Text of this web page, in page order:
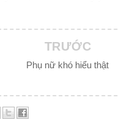
TRƯỚC
Phụ nữ khó hiểu thật